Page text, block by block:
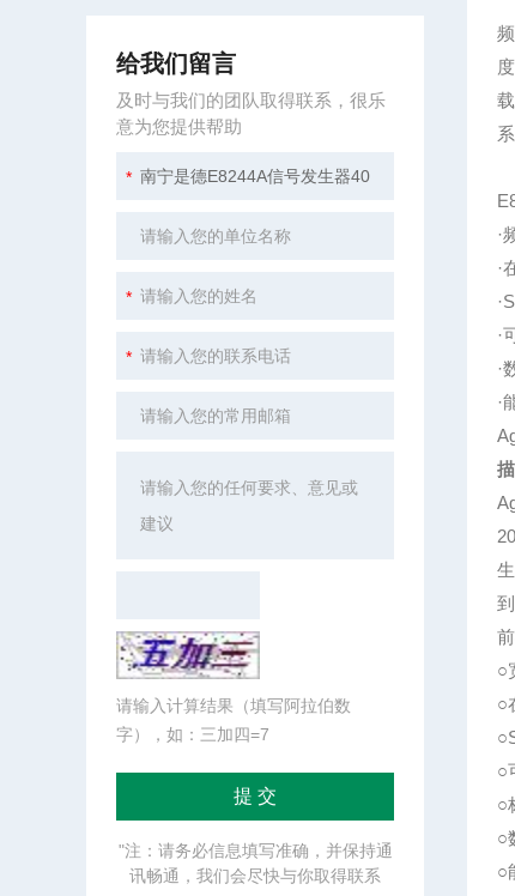
·
·
·
·
·
○
○
○
○
○
○
给我们留言
及时与我们的团队取得联系，很乐
意为您提供帮助
请输入计算结果（填写阿拉伯数
字），如：三加四=7
"注：请务必信息填写准确，并保持通
讯畅通，我们会尽快与你取得联系